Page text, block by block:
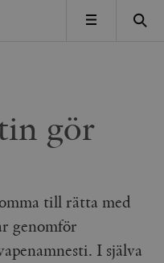
MENY
gör
till rätta med
genomför
I själva